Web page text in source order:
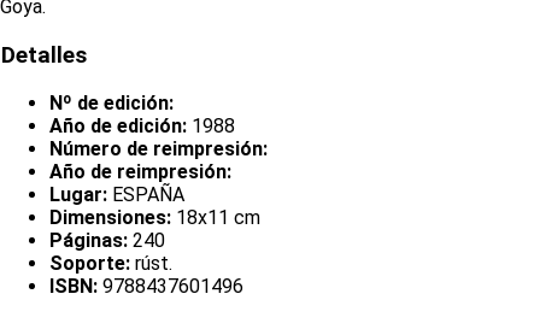
Goya.
Detalles
Nº de edición:
Año de edición: 1988
Número de reimpresión:
Año de reimpresión:
Lugar: ESPAÑA
Dimensiones: 18x11 cm
Páginas: 240
Soporte: rúst.
ISBN: 9788437601496